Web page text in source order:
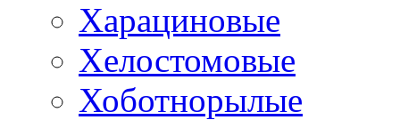
Харациновые
Хелостомовые
Хоботнорылые